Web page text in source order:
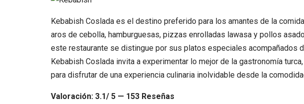
Kebabish Coslada es el destino preferido para los amantes de la
aros de cebolla, hamburguesas, pizzas enrolladas lawasa y pollos
este restaurante se distingue por sus platos especiales acompañados
Kebabish Coslada invita a experimentar lo mejor de la gastronomía
para disfrutar de una experiencia culinaria inolvidable desde la
Valoración: 3.1/ 5 — 153 Reseñas